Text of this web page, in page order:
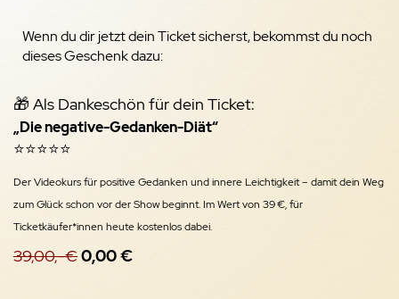
Wenn du dir jetzt dein Ticket sicherst, bekommst du noch
dieses Geschenk dazu:
🎁 Als Dankeschön für dein Ticket:
„Die negative-Gedanken-Diät“
⭐️⭐️⭐️⭐️⭐️
Der Videokurs für positive Gedanken und innere Leichtigkeit – damit dein Weg
zum Glück schon vor der Show beginnt. Im Wert von 39 €, für
Ticketkäufer*innen heute kostenlos dabei.
39,00,-€0,00 €